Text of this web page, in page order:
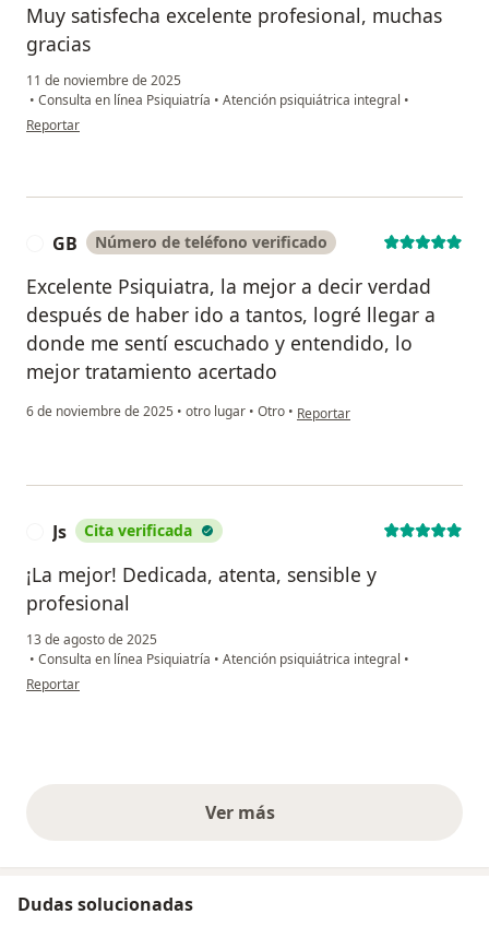
Muy satisfecha excelente profesional, muchas
gracias
11 de noviembre de 2025
• Consulta en línea Psiquiatría • Atención psiquiátrica integral •
en opinión del usuario Cielo Bautista
Reportar
GB Número de teléfono verificado
Excelente Psiquiatra, la mejor a decir verdad
después de haber ido a tantos, logré llegar a
donde me sentí escuchado y entendido, lo
mejor tratamiento acertado
6 de noviembre de 2025 • otro lugar • Otro • en opinión del usuario GB
Reportar
Js Cita verificada
¡La mejor! Dedicada, atenta, sensible y
profesional
13 de agosto de 2025
• Consulta en línea Psiquiatría • Atención psiquiátrica integral •
en opinión del usuario Js
Reportar
Ver másopiniones anteriores
Dudas solucionadas